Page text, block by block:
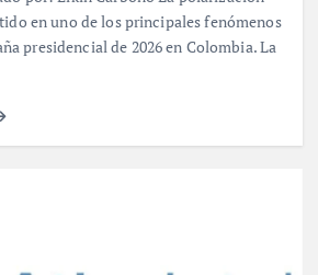
en uno de los principales fenómenos
presidencial de 2026 en Colombia. La